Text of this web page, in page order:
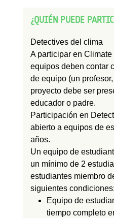
¿QUIÉN PUEDE
Detectives del clima
A participar en Climate
equipos deben contar
de equipo (un profesor,
proyecto debe ser
educador o padre.
Participación en
abierto a equipos de
años.
Un equipo de
un mínimo de 2
estudiantes miembro
siguientes condiciones:
Equipo de
tiempo completo